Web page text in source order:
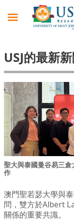
USJ的最新
聖大與泰國曼谷易三
作
澳門聖若瑟大學與
問，雙方於Albert
關係的重要共識。